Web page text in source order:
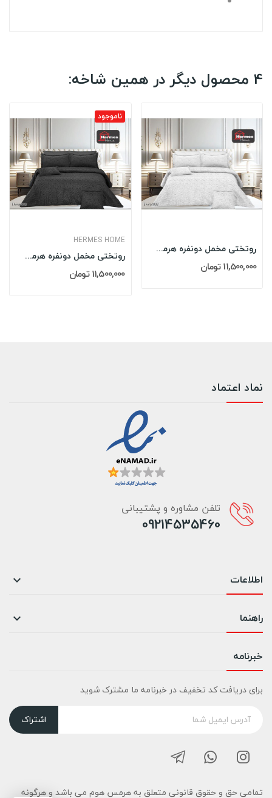
4 محصول دیگر در همین شاخه:
ناموجود
HERMES HOME
روتختی مخمل دونفره هرمس HERMES مدل: ELVIRA 003
11,500,000 تومان
روتختی مخمل دونفره هرمس HERMES مدل: ELVIRA 002
11,500,000 تومان
نماد اعتماد
تلفن مشاوره و پشتیبانی
09214535460
اطلاعات 
راهنما 
خبرنامه
برای دریافت کد تخفیف در خبرنامه ما مشترک شوید
اشتراک
تمامی حق و حقوق قانونی متعلق به هرمس هوم می باشد و هرگونه